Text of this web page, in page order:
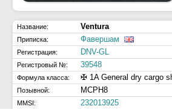
Название: Ventura
Приписка: Фавершам
Регистрация: DNV-GL
Регистровый №: 39548
Формула класса: ✠ 1A General dry cargo
Позывной: MCPH8
MMSI:
232013925